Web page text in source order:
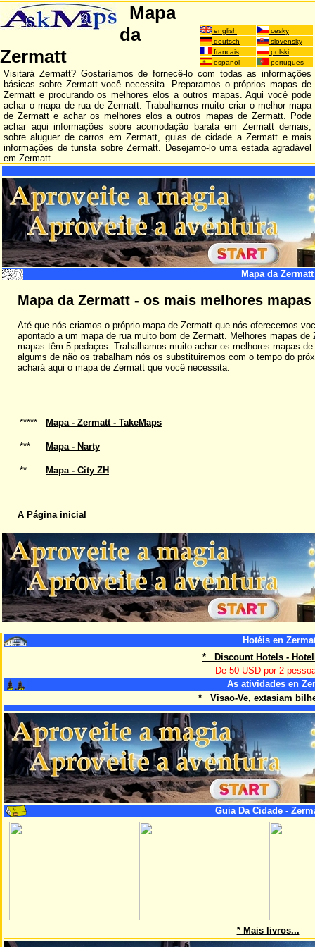
Mapa
da
Zermatt
english
cesky
deutsch
slovensky
francais
polski
espanol
portugues
Visitará Zermatt? Gostaríamos de fornecê-lo com todas as informações
básicas sobre Zermatt você necessita. Preparamos o próprios mapas de
Zermatt e procurando os melhores elos a outros mapas. Aqui você pode
achar o mapa de rua de Zermatt. Trabalhamos muito criar o melhor mapa
de Zermatt e achar os melhores elos a outros mapas de Zermatt. Pode
achar aqui informações sobre acomodação barata em Zermatt demais,
sobre aluguer de carros em Zermatt, guias de cidade a Zermatt e mais
informações de turista sobre Zermatt. Desejamo-lo uma estada agradável
em Zermatt.
Mapa da Zermatt
Mapa da Zermatt - os mais melhores mapas
Até que nós criamos o próprio mapa de Zermatt que nós oferecemos
apontado a um mapa de rua muito bom de Zermatt. Melhores mapas
mapas têm 5 pedaços. Trabalhamos muito achar os melhores mapas
algums de não os trabalham nós os substituiremos com o tempo do
achará aqui o mapa de Zermatt que você necessita.
***** Mapa - Zermatt - TakeMaps
*** Mapa - Narty
** Mapa - City ZH
A Página inicial
Hotéis en
* Discount Hotels -
De 50 USD por 2
As atividades en
* Visao-Ve, extasiam
Guia Da Cidade -
* Mais livros...